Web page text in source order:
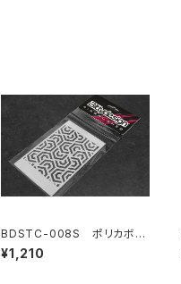
BDSTC-008S ポリカボデ
ィ塗装用ステンシル 【Ipnoti
c V4 small】
¥1,210